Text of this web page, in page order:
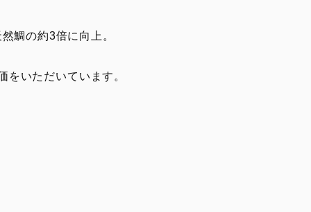
鯛の約3倍に向上。
いただいています。